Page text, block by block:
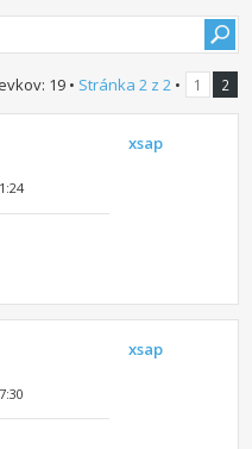
19 • Stránka 2z 2• 1 2
xsap
xsap